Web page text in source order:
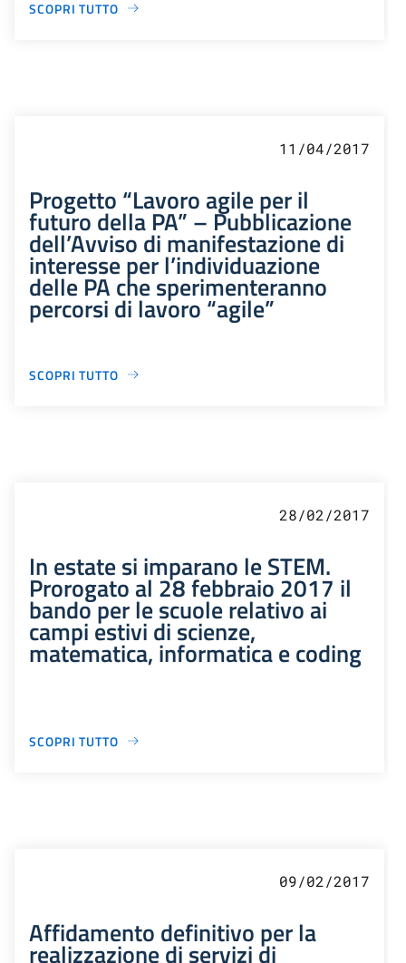
SCOPRI TUTTO
11/04/2017
Progetto “Lavoro agile per il
futuro della PA” – Pubblicazione
dell’Avviso di manifestazione di
interesse per l’individuazione
delle PA che sperimenteranno
percorsi di lavoro “agile”
SCOPRI TUTTO
28/02/2017
In estate si imparano le STEM.
Prorogato al 28 febbraio 2017 il
bando per le scuole relativo ai
campi estivi di scienze,
matematica, informatica e coding
SCOPRI TUTTO
09/02/2017
Affidamento definitivo per la
realizzazione di servizi di